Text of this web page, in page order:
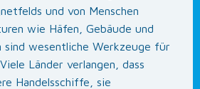
und von Menschen
wie Häfen, Gebäude und
sind wesentliche Werkzeuge für
Länder verlangen, dass
Handelsschiffe, sie